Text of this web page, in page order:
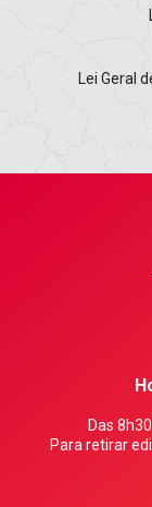
Lei Geral
Das
Para retirar